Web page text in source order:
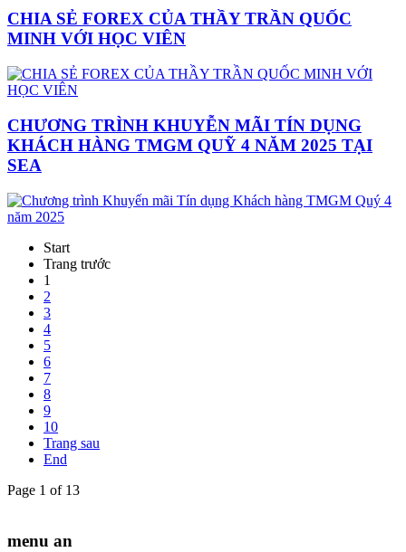
CHIA SẺ FOREX CỦA THẦY TRẦN QUỐC
MINH VỚI HỌC VIÊN
CHƯƠNG TRÌNH KHUYỄN MÃI TÍN DỤNG
KHÁCH HÀNG TMGM QUỸ 4 NĂM 2025 TẠI
SEA
Start
Trang trước
1
2
3
4
5
6
7
8
9
10
Trang sau
End
Page 1 of 13
menu an